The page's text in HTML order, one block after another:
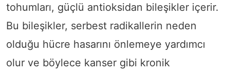
tohumları, güçlü antioksidan bileşikler içerir.
Bu bileşikler, serbest radikallerin neden
olduğu hücre hasarını önlemeye yardımcı
olur ve böylece kanser gibi kronik